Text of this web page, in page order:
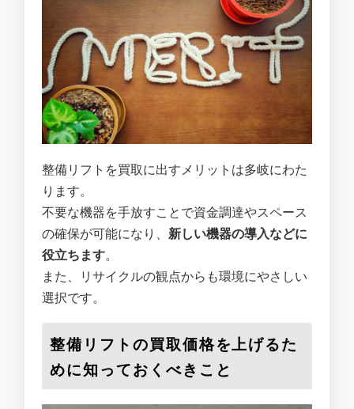
整備リフトを買取に出すメリットは多岐にわた
ります。
不要な機器を手放すことで資金調達やスペース
の確保が可能になり、 新しい機器の導入などに
役立ちます。
また、リサイクルの観点からも環境にやさしい
選択です。
整備リフトの買取価格を上げるた
めに知っておくべきこと